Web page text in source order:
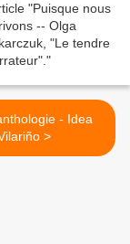
Vilariño >